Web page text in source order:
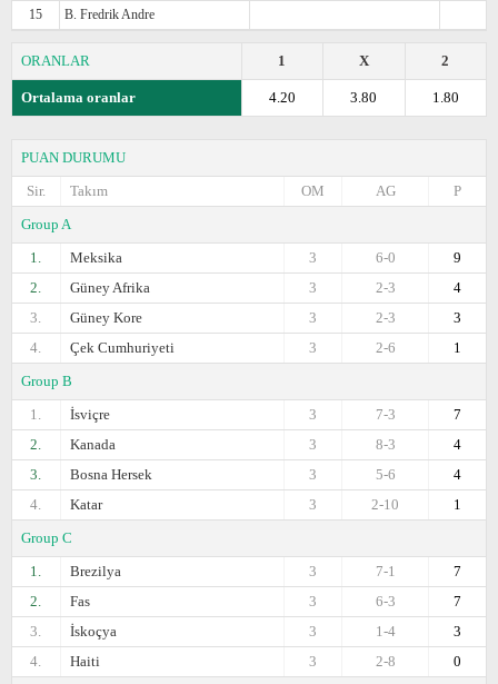
15 B. Fredrik Andre
ORANLAR 2
X
1
Ortalama oranlar 1.80
3.80
4.20
PUAN DURUMU
Sir.
Takım P
AG
OM
Group A
1.
Meksika 9
6-0
3
2.
Güney Afrika 4
2-3
3
3.
Güney Kore 3
2-3
3
4.
Çek Cumhuriyeti 1
2-6
3
Group B
1.
İsviçre 7
7-3
3
2.
Kanada 4
8-3
3
3.
Bosna Hersek 4
5-6
3
4.
Katar 1
2-10
3
Group C
1.
Brezilya 7
7-1
3
2.
Fas 7
6-3
3
3.
İskoçya 3
1-4
3
4.
Haiti 0
2-8
3